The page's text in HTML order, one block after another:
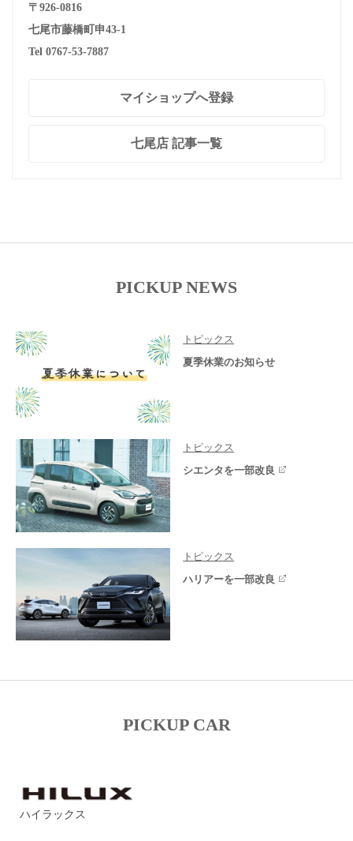
〒926-0816
七尾市藤橋町申43-1
Tel 0767-53-7887
マイショップへ登録
七尾店 記事一覧
PICKUP NEWS
トピックス
夏季休業のお知らせ
トピックス
シエンタを一部改良
トピックス
ハリアーを一部改良
PICKUP CAR
ハイラックス